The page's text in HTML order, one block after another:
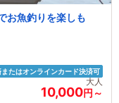
お魚釣りを楽しも
たはオンラインカード決済可
大人
10,000円～